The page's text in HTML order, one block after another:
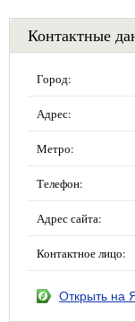
Контактные
Город:
Адрес:
Метро:
Телефон:
Адрес сайта:
Контактное лицо:
Открыть на